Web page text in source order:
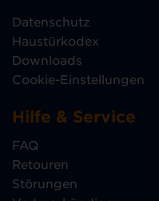
Datenschutz
Haustürkodex
Downloads
Cookie-Einstellungen
Hilfe & Service
FAQ
Retouren
Störungen